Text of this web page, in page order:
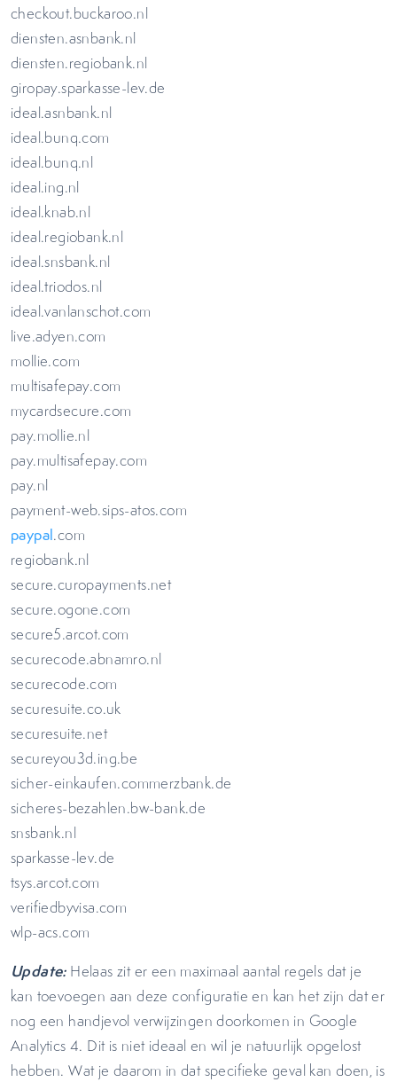
checkout.buckaroo.nl
diensten.asnbank.nl
diensten.regiobank.nl
giropay.sparkasse-lev.de
ideal.asnbank.nl
ideal.bunq.com
ideal.bunq.nl
ideal.ing.nl
ideal.knab.nl
ideal.regiobank.nl
ideal.snsbank.nl
ideal.triodos.nl
ideal.vanlanschot.com
live.adyen.com
mollie.com
multisafepay.com
mycardsecure.com
pay.mollie.nl
pay.multisafepay.com
pay.nl
payment-web.sips-atos.com
paypal.com
regiobank.nl
secure.curopayments.net
secure.ogone.com
secure5.arcot.com
securecode.abnamro.nl
securecode.com
securesuite.co.uk
securesuite.net
secureyou3d.ing.be
sicher-einkaufen.commerzbank.de
sicheres-bezahlen.bw-bank.de
snsbank.nl
sparkasse-lev.de
tsys.arcot.com
verifiedbyvisa.com
wlp-acs.com
Update:Helaas zit er een maximaal aantal regels dat je
kan toevoegen aan deze configuratie en kan het zijn dat er
nog een handjevol verwijzingen doorkomen in Google
Analytics 4. Dit is niet ideaal en wil je natuurlijk opgelost
hebben. Wat je daarom in dat specifieke geval kan doen, is